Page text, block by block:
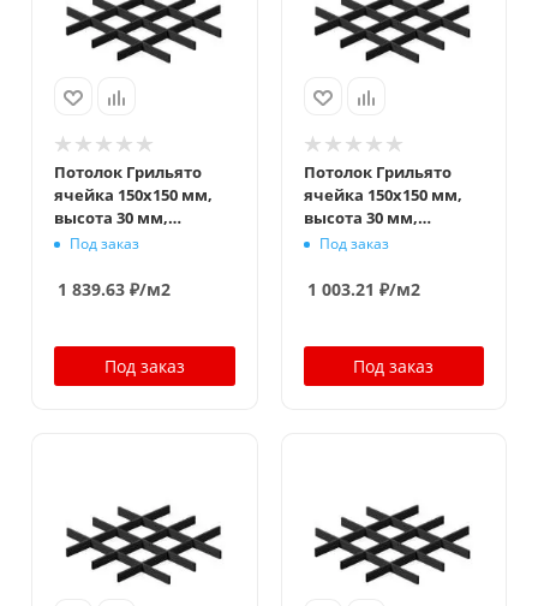
Потолок Грильято
ячейка 150x150 мм,
высота 30 мм,
ширина 5 мм,
Под заказ
1 839.63 ₽/м2
Под заказ
Потолок Грильято
ячейка 150x150 мм,
высота 30 мм,
ширина 10 мм,
Под заказ
1 003.21 ₽/м2
Под заказ